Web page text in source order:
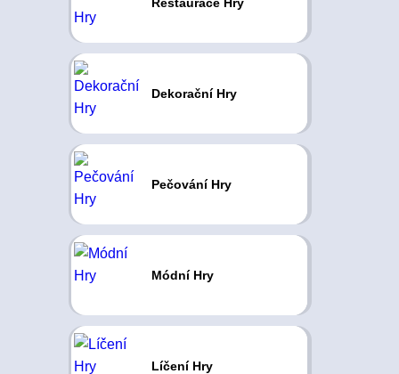
Dekorační Hry
Pečování Hry
Módní Hry
Líčení Hry